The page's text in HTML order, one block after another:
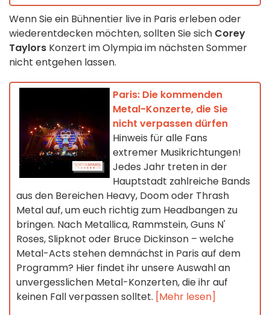
Wenn Sie ein Bühnentier live in Paris erleben oder
wiederentdecken möchten, sollten Sie sich Corey
Taylors Konzert im Olympia im nächsten Sommer
nicht entgehen lassen.
Paris: Die kommenden
Metal-Konzerte, die Sie
nicht verpassen dürfen
Hinweis für alle Fans
extremer Musikrichtungen!
Jedes Jahr treten in der
Hauptstadt zahlreiche Bands
aus den Bereichen Heavy, Doom oder Thrash
Metal auf, um euch richtig zum Headbangen zu
bringen. Nach Metallica, Rammstein, Guns N'
Roses, Slipknot oder Bruce Dickinson – welche
Metal-Acts stehen demnächst in Paris auf dem
Programm? Hier findet ihr unsere Auswahl an
unvergesslichen Metal-Konzerten, die ihr auf
keinen Fall verpassen solltet. [Mehr lesen]